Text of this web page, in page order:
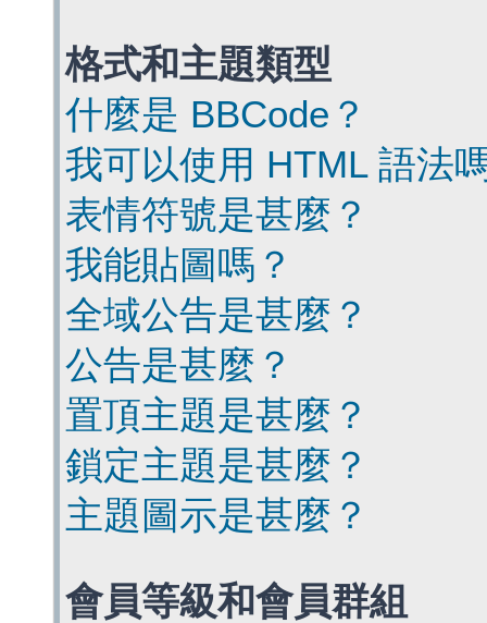
格式和主題類型
什麼是 BBCode？
我可以使用 HTML 語法
表情符號是甚麼？
我能貼圖嗎？
全域公告是甚麼？
公告是甚麼？
置頂主題是甚麼？
鎖定主題是甚麼？
主題圖示是甚麼？
會員等級和會員群組